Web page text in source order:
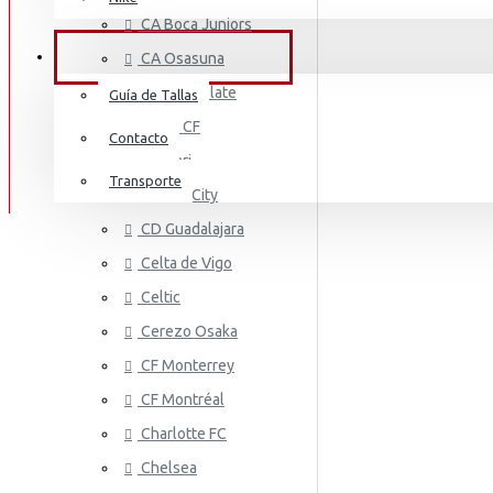
Irán
Estados Unidos
Japón
Países Bajos
Marruecos
Mount
Neymar Jr
Pedri
Ronaldo
Ter Stegen
Vini Jr
SERVICIO AL CLIENTE
Guía de Tallas
Contacto
Transporte
CA Boca Juniors
CA Osasuna
CA River Plate
Cádiz CF
Cagliari
Cardiff City
CD Guadalajara
Celta de Vigo
Celtic
Cerezo Osaka
CF Monterrey
CF Montréal
Charlotte FC
Chelsea